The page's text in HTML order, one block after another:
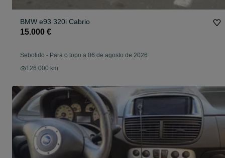
BMW e93 320i Cabrio
15.000 €
Sebolido - Para o topo a 06 de agosto de 2026
126.000 km